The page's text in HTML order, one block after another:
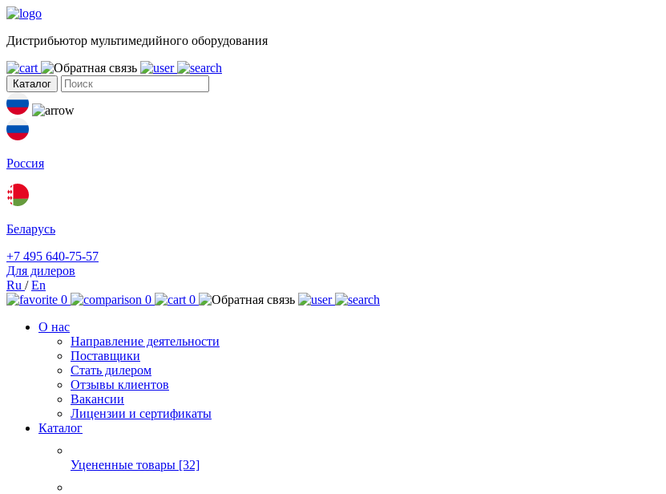
Дистрибьютор мультимедийного оборудования
Каталог
Россия
Беларусь
+7 495 640-75-57
Для дилеров
Ru /En
0
0
0
О нас
Направление деятельности
Поставщики
Стать дилером
Отзывы клиентов
Вакансии
Лицензии и сертификаты
Каталог
Уцененные товары [32]